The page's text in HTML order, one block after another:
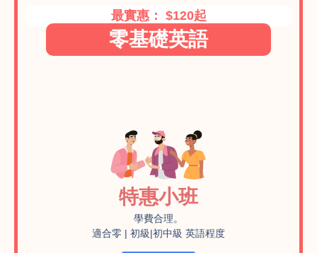
最實惠： $120起
零基礎英語
特惠小班
學費合理。
適合零 | 初級|初中級 英語程度